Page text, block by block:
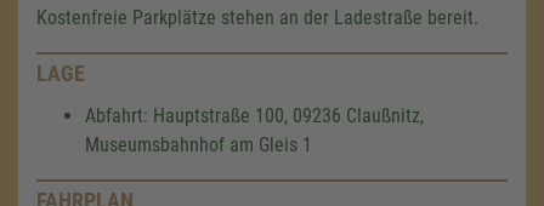
Kostenfreie Parkplätze stehen an der Ladestraße bereit.
LAGE
Abfahrt: Hauptstraße 100, 09236 Claußnitz,
Museumsbahnhof am Gleis 1
FAHRPLAN